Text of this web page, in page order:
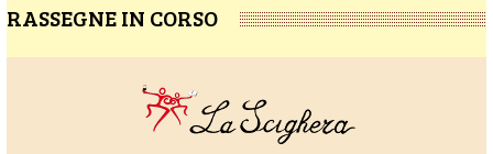
RASSEGNE IN CORSO